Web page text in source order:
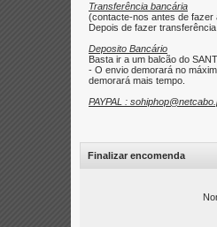
Transferência bancária
(contacte-nos antes de fazer
Depois de fazer
Deposito Bancário
Basta ir a um balcão do
- O envio demorará no
demorará mais tempo.
PAYPAL :
Finalizar encomenda